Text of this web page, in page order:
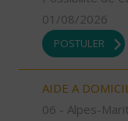
01/08/2026
POSTULER
AIDE A
06 - Alpes-